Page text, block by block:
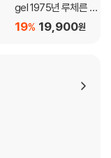
gel 1975년 루체른 독
창회 실황 - 모차르트,
19,900원
19%